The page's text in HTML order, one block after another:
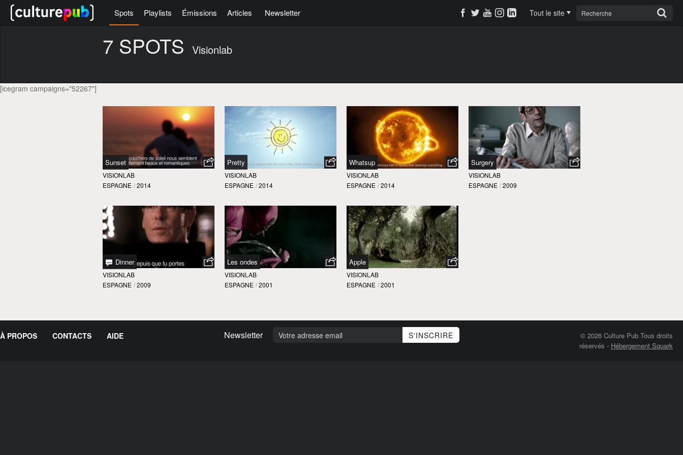
Spots Playlists Émissions Articles Newsletter Tout le site
7 SPOTS Visionlab
[icegram campaigns="52267"]
Sunset
VISIONLAB
ESPAGNE / 2014
Pretty
VISIONLAB
ESPAGNE / 2014
Whatsup
VISIONLAB
ESPAGNE / 2014
Surgery
VISIONLAB
ESPAGNE / 2009
Dinner
VISIONLAB
ESPAGNE / 2009
Les ondes
VISIONLAB
ESPAGNE / 2001
Apple
VISIONLAB
ESPAGNE / 2001
À PROPOS CONTACTS AIDE Newsletter
© 2026 Culture Pub Tous droits
réservés - Hébergement Squark